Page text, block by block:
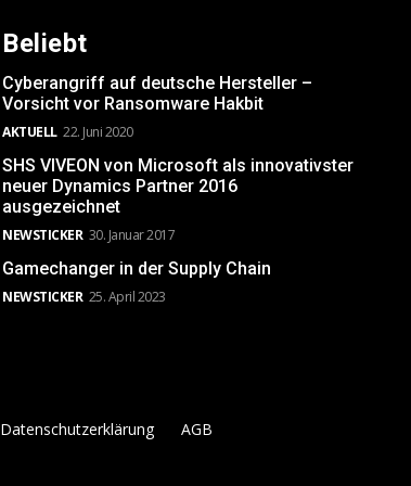
Beliebt
Cyberangriff auf deutsche Hersteller –
Vorsicht vor Ransomware Hakbit
AKTUELL 22. Juni 2020
SHS VIVEON von Microsoft als innovativster
neuer Dynamics Partner 2016
ausgezeichnet
NEWSTICKER 30. Januar 2017
Gamechanger in der Supply Chain
NEWSTICKER 25. April 2023
Datenschutzerklärung AGB